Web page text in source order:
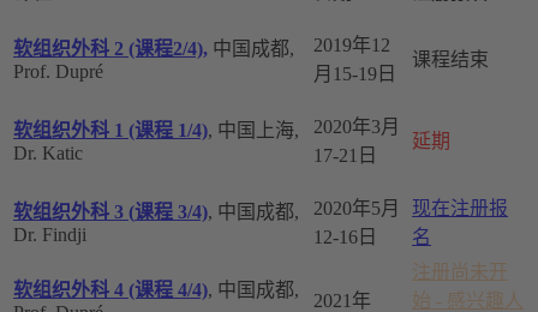
软组织外科 2 (课程2/4), 中国成都,
Prof. Dupré
2019年12
月15-19日
课程结束
软组织外科 1 (课程 1/4), 中国上海,
Dr. Katic
2020年3月
17-21日
延期
软组织外科 3 (课程 3/4), 中国成都,
Dr. Findji
2020年5月
12-16日
现在注册报
名
软组织外科 4 (课程 4/4), 中国成都,
2021年
注册尚未开
始 - 感兴趣人